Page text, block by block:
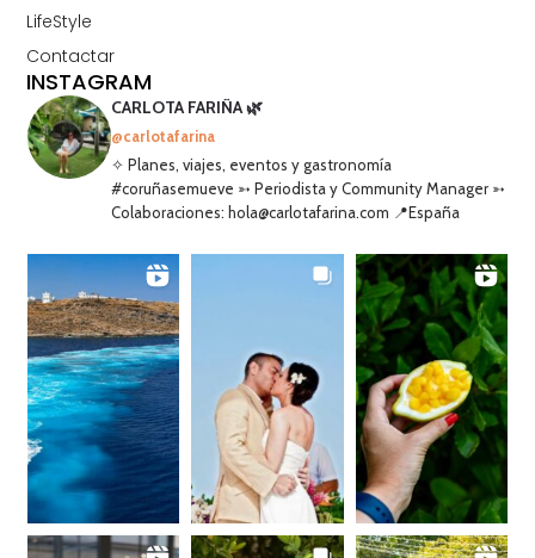
LifeStyle
Contactar
INSTAGRAM
CARLOTA FARIÑA 🌿
@carlotafarina
✧ Planes, viajes, eventos y gastronomía
#coruñasemueve ➳ Periodista y Community Manager ➳
Colaboraciones: hola@carlotafarina.com 📍España